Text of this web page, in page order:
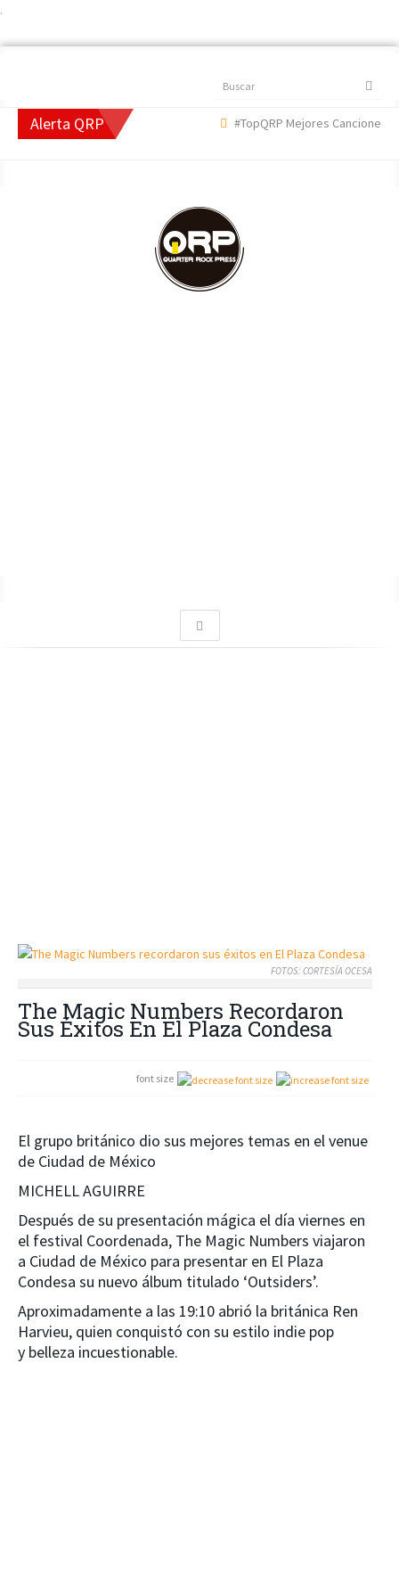
.
Buscar
Alerta QRP #TopQRP Mejores Canciones 2022
FOTOS: CORTESÍA OCESA
The Magic Numbers Recordaron
Sus Éxitos En El Plaza Condesa
font size
El grupo británico dio sus mejores temas en el venue
de Ciudad de México
MICHELL AGUIRRE
Después de su presentación mágica el día viernes en
el festival Coordenada, The Magic Numbers viajaron
a Ciudad de México para presentar en El Plaza
Condesa su nuevo álbum titulado ‘Outsiders’.
Aproximadamente a las 19:10 abrió la británica Ren
Harvieu, quien conquistó con su estilo indie pop
y belleza incuestionable.